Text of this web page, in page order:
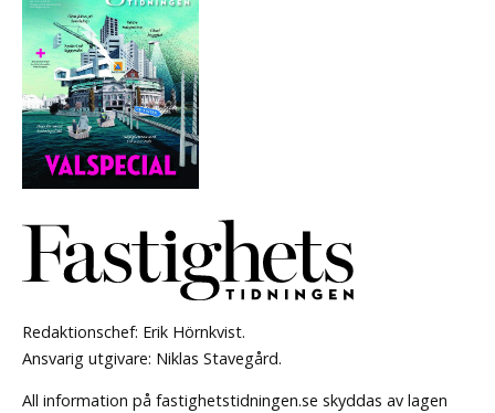
Redaktionschef: Erik Hörnkvist.
Ansvarig utgivare: Niklas Stavegård.
All information på fastighetstidningen.se skyddas av lagen